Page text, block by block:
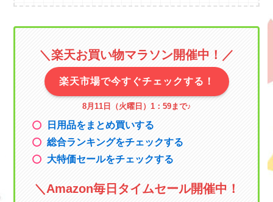
＼楽天お買い物マラソン開催中！／
楽天市場で今すぐチェックする！
8月11日（火曜日）1：59まで♪
日用品をまとめ買いする
総合ランキングをチェックする
大特価セールをチェックする
＼ Amazon毎日タイムセール開催中！